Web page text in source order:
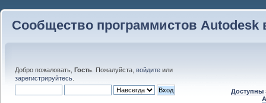
Сообщество программистов Autodesk
Добро пожаловать, Гость . Пожалуйста, войдите или
зарегистрируйтесь
Доступны